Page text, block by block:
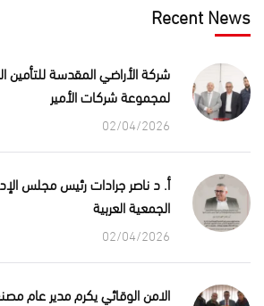
Recent News
شركة الأراضي المقدسة للتأمين
لمجموعة شركات الأمير
02/04/2026
أ. د ناصر جرادات رئيس مجلس
الجمعية العربية
02/04/2026
الامن الوقائي يكرم مدير عام